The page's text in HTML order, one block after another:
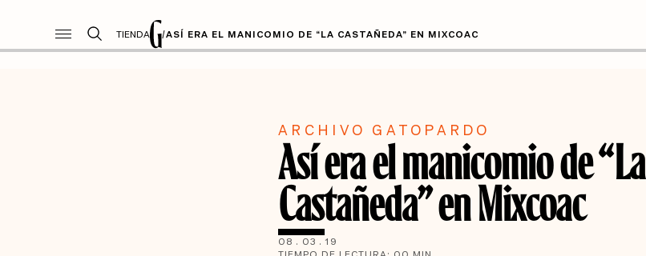
TIENDA /ASÍ ERA EL MANICOMIO DE “LA CASTAÑEDA” EN MIXCOAC
ARCHIVO GATOPARDO
Así era el manicomio de “La
Castañeda” en Mixcoac
08 . 03 . 19